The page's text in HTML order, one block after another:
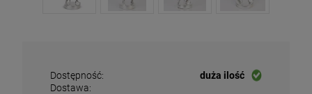
Dostępność:
duża ilość
Dostawa: